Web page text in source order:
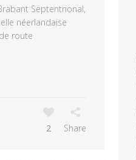
Septentrional,
néerlandaise
route
2 Share